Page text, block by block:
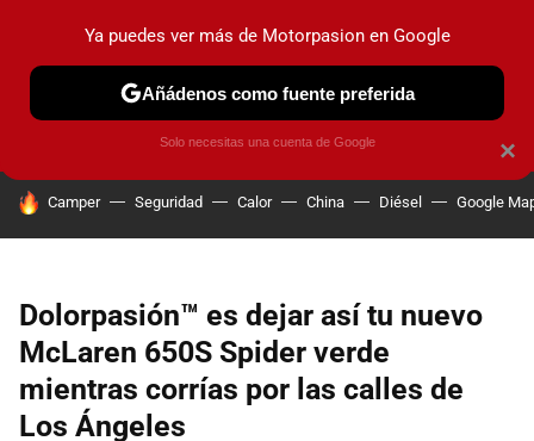
PRUEBAS COCHES ELÉCTRICOS OBSERVATORIO
HOY SE HABLA DE
Camper Seguridad Calor China Diésel Google
Dolorpasión™ es dejar así tu nuevo
McLaren 650S Spider verde
mientras corrías por las calles de
Los Ángeles
×
Ya puedes ver más de Motorpasion en Google
Añádenos como fuente preferida
Solo necesitas una cuenta de Google